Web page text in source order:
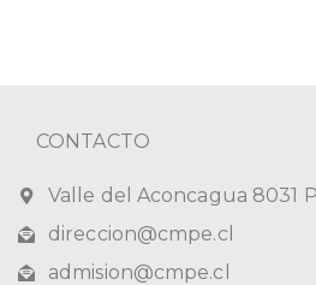
CONTACTO
Valle del Aconcagua 8031
direccion@cmpe.cl
admision@cmpe.cl